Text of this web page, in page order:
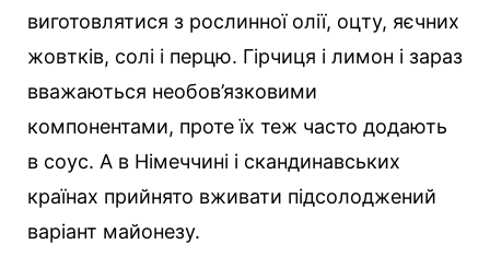
виготовлятися з рослинної олії, оцту, яєчних
жовтків, солі і перцю. Гірчиця і лимон і зараз
вважаються необов’язковими
компонентами, проте їх теж часто додають
в соус. А в Німеччині і скандинавських
країнах прийнято вживати підсолоджений
варіант майонезу.